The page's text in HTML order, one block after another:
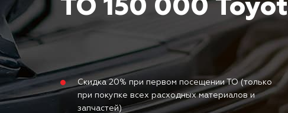
Новости Галерея
ТО 150 000
Скидка 20% при первом посещении ТО (только
при покупке всех расходных материалов и
запчастей)